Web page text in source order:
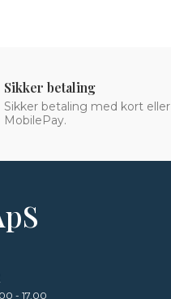
Sikker betaling
Sikker betaling med kort eller
MobilePay.
- 17.00